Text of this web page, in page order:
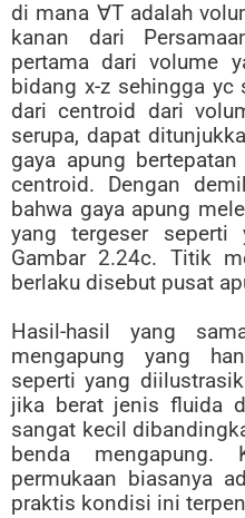
di mana ∀T adalah
kanan dari
pertama dari volume
bidang x-z sehingga
dari centroid dari
serupa, dapat
gaya apung
centroid. Dengan
bahwa gaya apung
yang tergeser seperti
Gambar 2.24c. Titik
berlaku disebut pusat
Hasil-hasil yang
mengapung yang
seperti yang
jika berat jenis fluida
sangat kecil
benda
permukaan biasanya
praktis kondisi ini